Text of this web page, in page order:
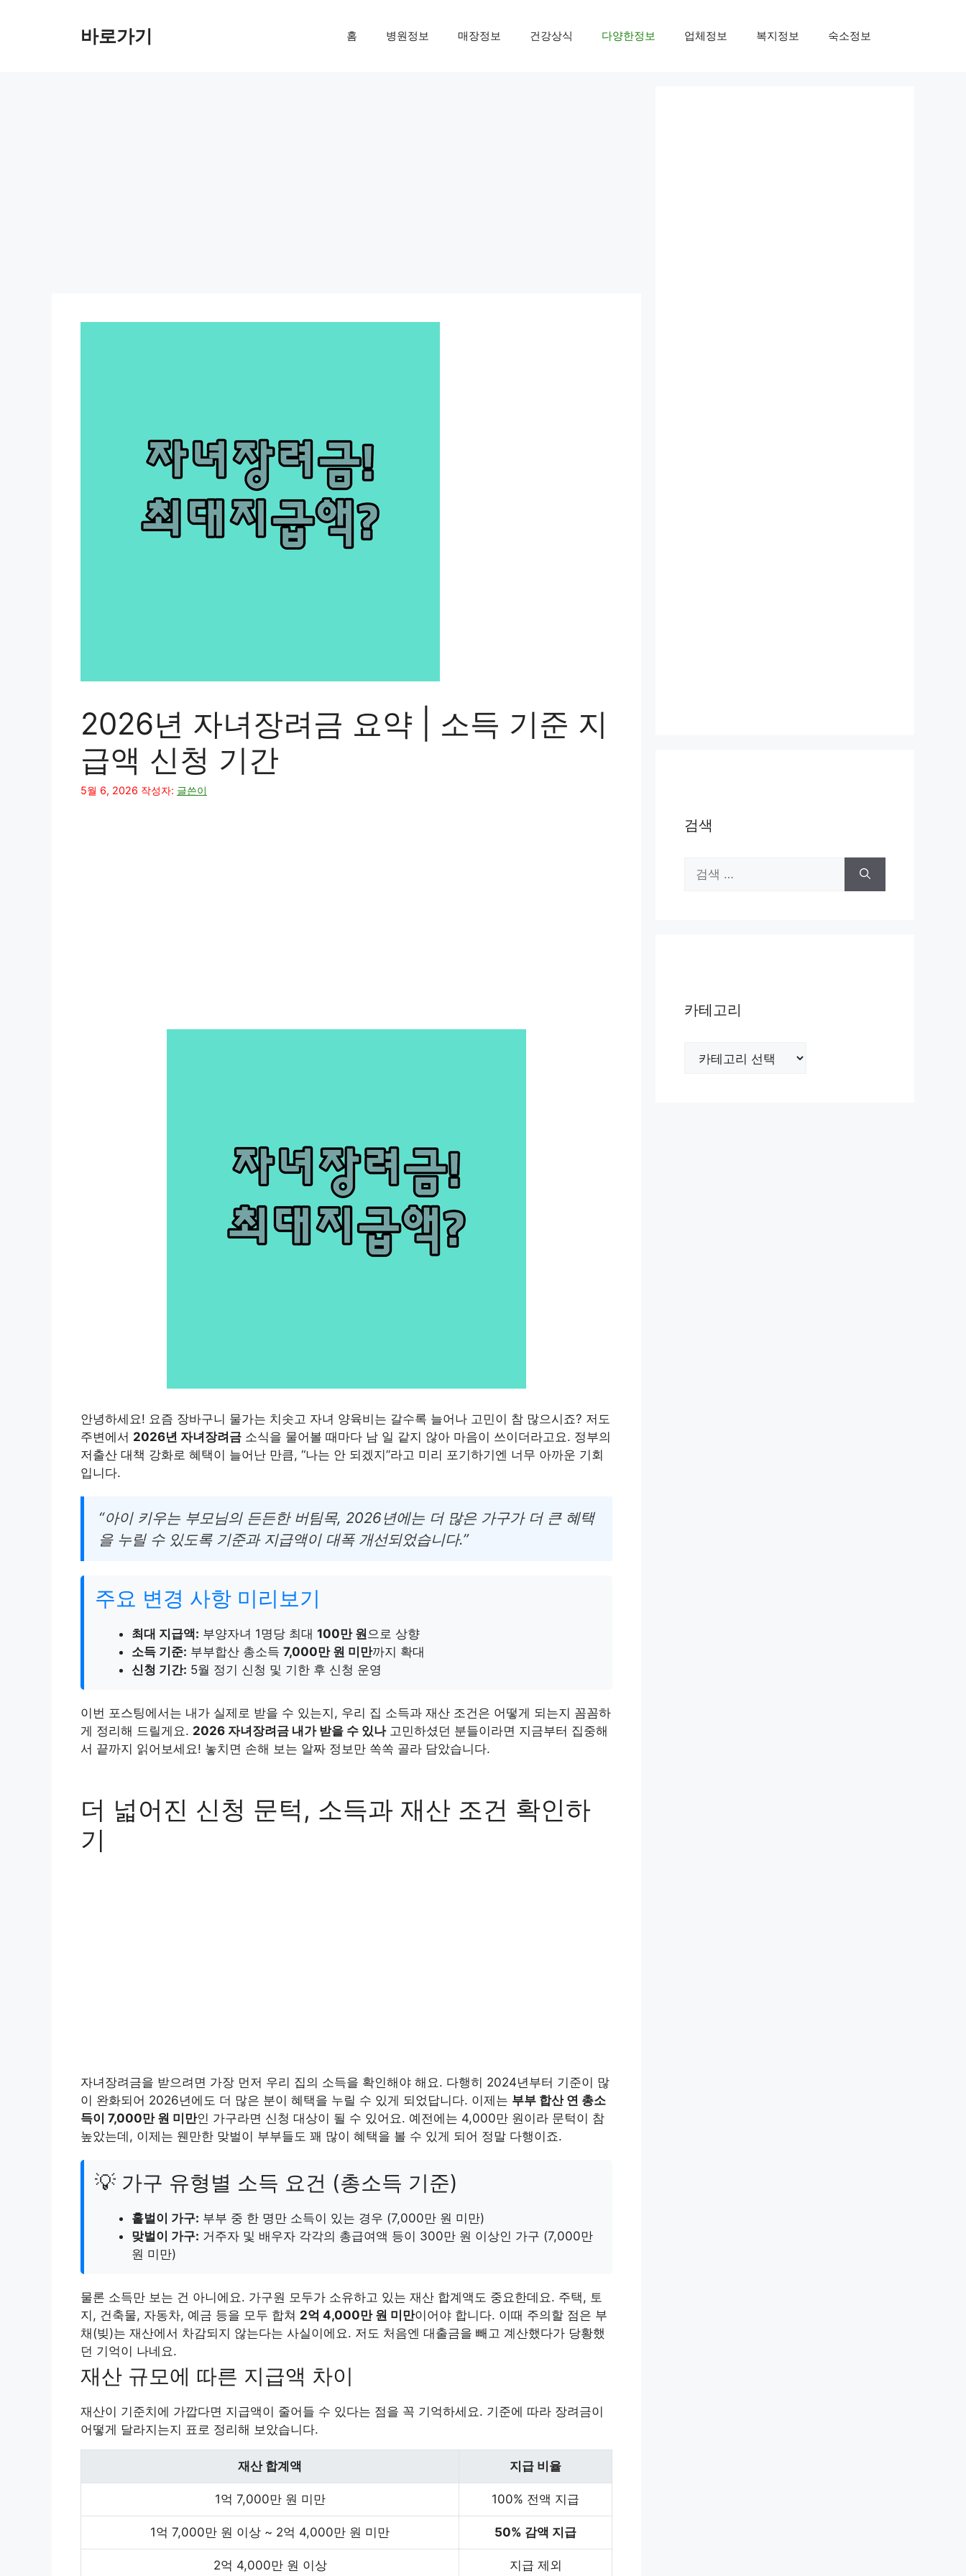
바로가기 홈 병원정보 매장정보 건강상식 다양한정보 업체정보 복지정보 숙소정보
2026년 자녀장려금 요약 | 소득 기준 지
급액 신청 기간
5월 6, 2026 작성자: 글쓴이
안녕하세요! 요즘 장바구니 물가는 치솟고 자녀 양육비는 갈수록 늘어나 고민이 참 많으시죠? 저도
주변에서 2026년 자녀장려금 소식을 물어볼 때마다 남 일 같지 않아 마음이 쓰이더라고요. 정부의
저출산 대책 강화로 혜택이 늘어난 만큼, “나는 안 되겠지”라고 미리 포기하기엔 너무 아까운 기회
입니다.
“아이 키우는 부모님의 든든한 버팀목, 2026년에는 더 많은 가구가 더 큰 혜택
을 누릴 수 있도록 기준과 지급액이 대폭 개선되었습니다.”
주요 변경 사항 미리보기
최대 지급액: 부양자녀 1명당 최대 100만 원으로 상향
소득 기준: 부부합산 총소득 7,000만 원 미만까지 확대
신청 기간: 5월 정기 신청 및 기한 후 신청 운영
이번 포스팅에서는 내가 실제로 받을 수 있는지, 우리 집 소득과 재산 조건은 어떻게 되는지 꼼꼼하
게 정리해 드릴게요. 2026 자녀장려금 내가 받을 수 있나고민하셨던 분들이라면 지금부터 집중해
서 끝까지 읽어보세요! 놓치면 손해 보는 알짜 정보만 쏙쏙 골라 담았습니다.
더 넓어진 신청 문턱, 소득과 재산 조건 확인하
기
자녀장려금을 받으려면 가장 먼저 우리 집의 소득을 확인해야 해요. 다행히 2024년부터 기준이 많
이 완화되어 2026년에도 더 많은 분이 혜택을 누릴 수 있게 되었답니다. 이제는 부부 합산 연 총소
득이 7,000만 원 미만인 가구라면 신청 대상이 될 수 있어요. 예전에는 4,000만 원이라 문턱이 참
높았는데, 이제는 웬만한 맞벌이 부부들도 꽤 많이 혜택을 볼 수 있게 되어 정말 다행이죠.
💡 가구 유형별 소득 요건 (총소득 기준)
홑벌이 가구: 부부 중 한 명만 소득이 있는 경우 (7,000만 원 미만)
맞벌이 가구: 거주자 및 배우자 각각의 총급여액 등이 300만 원 이상인 가구 (7,000만
원 미만)
물론 소득만 보는 건 아니에요. 가구원 모두가 소유하고 있는 재산 합계액도 중요한데요. 주택, 토
지, 건축물, 자동차, 예금 등을 모두 합쳐 2억 4,000만 원 미만이어야 합니다. 이때 주의할 점은 부
채(빚)는 재산에서 차감되지 않는다는 사실이에요. 저도 처음엔 대출금을 빼고 계산했다가 당황했
던 기억이 나네요.
재산 규모에 따른 지급액 차이
재산이 기준치에 가깝다면 지급액이 줄어들 수 있다는 점을 꼭 기억하세요. 기준에 따라 장려금이
어떻게 달라지는지 표로 정리해 보았습니다.
재산 합계액 지급 비율
1억 7,000만 원 미만 100% 전액 지급
1억 7,000만 원 이상 ~ 2억 4,000만 원 미만 50% 감액 지급
2억 4,000만 원 이상 지급 제외
검색
색:
카테고리